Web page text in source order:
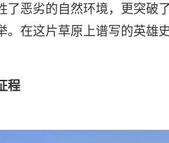
了恶劣的自然环境，更突破
。在这片草原上谱写的英雄
程